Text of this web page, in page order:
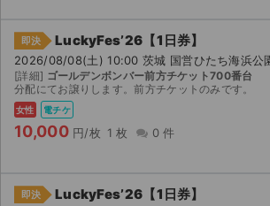
即決 LuckyFes’26【1日券】
2026/08/08(土) 10:00 茨城 国営ひたち海浜公
[詳細] ゴールデンボンバー前方チケット700番台
分配にてお譲りします。前方チケットのみです。
女性 電チケ
10,000 円/枚 1 枚 0 件
即決 LuckyFes’26【1日券】